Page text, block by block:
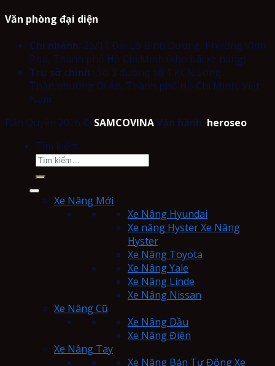
Văn phòng đại diện
Chi nhánh: 26/11 Đại Lộ Bình Dương, Phường Vĩnh
Phú, Thành phố Hồ Chí Minh (kho bãi xe nâng)
Trụ sở chính : Số 3 đường số 1 KCN Sóng
Thần,phường Dĩ An, Thành phố Hồ Chí Minh, Việt
Nam
Bản Quyền 2026 © SAMCOVINAVận hành: heroseo
Tìm kiếm:
Xe Nâng Mới
Xe Nâng Hyundai
Xe nâng Hyster Xe Nâng
Hyster
Xe Nâng Toyota
Xe Nâng Yale
Xe Nâng Linde
Xe Nâng Nissan
Xe Nâng Cũ
Xe Nâng Dầu
Xe Nâng Điện
Xe Nâng Tay
Xe Nâng Bán Tự Động Xe